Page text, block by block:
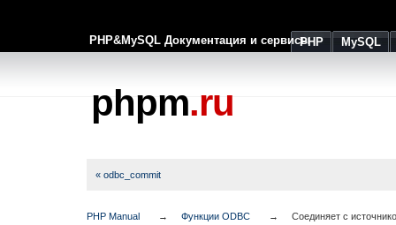
PHP&MySQL Документация и сервисыPHP MySQL
phpm.ru
« odbc_commit
PHP Manual Функции ODBC Соединяет с